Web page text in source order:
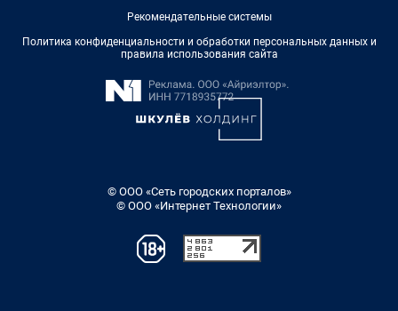
Рекомендательные системы
Политика конфиденциальности и обработки персональных данных и
правила использования сайта
© ООО «Сеть городских порталов»
© ООО «Интернет Технологии»